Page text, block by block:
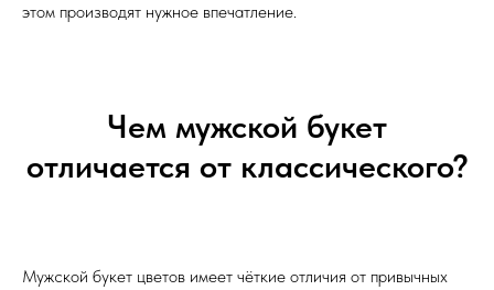
этом производят нужное впечатление.
Чем мужской букет
отличается от классического?
Мужской букет цветов имеет чёткие отличия от привычных